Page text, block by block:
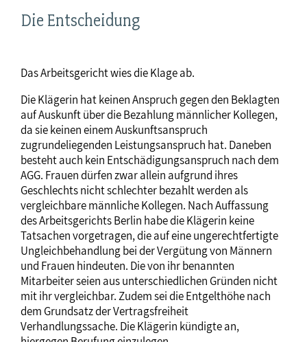
Die Entscheidung
Das Arbeitsgericht wies die Klage ab.
Die Klägerin hat keinen Anspruch gegen den Beklagten
auf Auskunft über die Bezahlung männlicher Kollegen,
da sie keinen einem Auskunftsanspruch
zugrundeliegenden Leistungsanspruch hat. Daneben
besteht auch kein Entschädigungsanspruch nach dem
AGG. Frauen dürfen zwar allein aufgrund ihres
Geschlechts nicht schlechter bezahlt werden als
vergleichbare männliche Kollegen. Nach Auffassung
des Arbeitsgerichts Berlin habe die Klägerin keine
Tatsachen vorgetragen, die auf eine ungerechtfertigte
Ungleichbehandlung bei der Vergütung von Männern
und Frauen hindeuten. Die von ihr benannten
Mitarbeiter seien aus unterschiedlichen Gründen nicht
mit ihr vergleichbar. Zudem sei die Entgelthöhe nach
dem Grundsatz der Vertragsfreiheit
Verhandlungssache. Die Klägerin kündigte an,